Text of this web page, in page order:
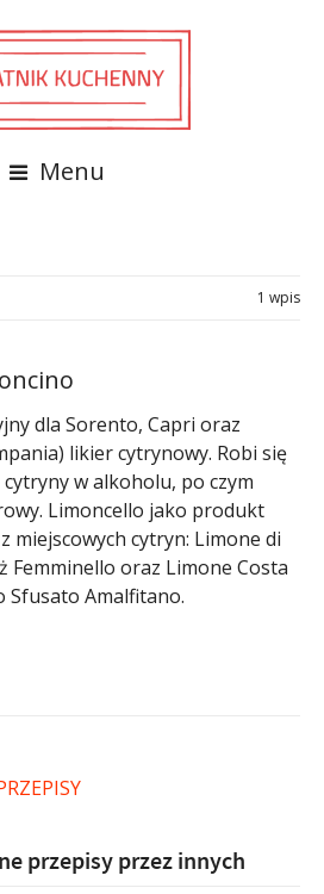
Menu
1 wpis
dla Sorento, Capri oraz
likier cytrynowy. Robi się
w alkoholu, po czym
Limoncello jako produkt
miejscowych cytryn: Limone di
Femminello oraz Limone Costa
Sfusato Amalfitano.
przepisy przez innych